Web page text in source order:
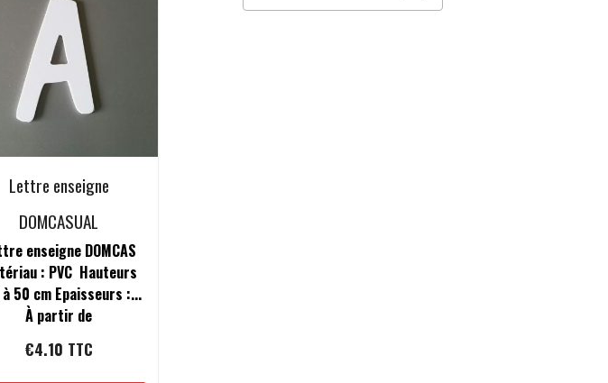
Lettre enseigne
DOMCASUAL
enseigne DOMCAS
: PVC Hauteurs
50 cm Epaisseurs :...
À partir de
€4.10 TTC